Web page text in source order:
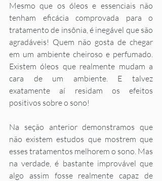
Mesmo que os óleos e essenciais não
tenham eficácia comprovada para o
tratamento de insônia, é inegável que são
agradáveis! Quem não gosta de chegar
em um ambiente cheiroso e perfumado.
Existem óleos que realmente mudam a
cara de um ambiente. E talvez
exatamente aí residam os efeitos
positivos sobre o sono!
Na seção anterior demonstramos que
não existem estudos que mostrem que
esses tratamentos melhorem o sono. Mas
na verdade, é bastante improvável que
algo assim fosse realmente capaz de